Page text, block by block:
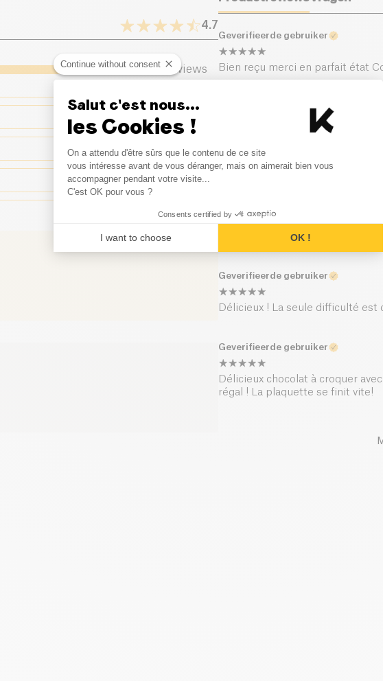
Alle ingrediënten zijn van
met respect voor het milieu en
Zout (g)
4.7
46 Reviews
4 Reviews
4 Reviews
0 Reviews
4
Geverifieerde gebruiker
Bien reçu merci en parfait état
Geverifieerde gebruiker
Je ne m'en lasse pas, il est
les photos mais c'est suffisant
Je ne m'en lasse pas, il est
les photos mais c'est suffisant
Geverifieerde gebruiker
Délicieux ! La seule difficulté
Geverifieerde gebruiker
Délicieux chocolat à croquer
régal ! La plaquette se finit vite!
Continue without consent
Salut c'est nous...
les Cookies !
Consent Management
On a attendu d'être sûrs que le contenu de ce site
vous intéresse avant de vous déranger, mais on aimerait bien vous
accompagner pendant votre visite...
C'est OK pour vous ?
Consents certified by
I want to choose OK !
Axeptio consent